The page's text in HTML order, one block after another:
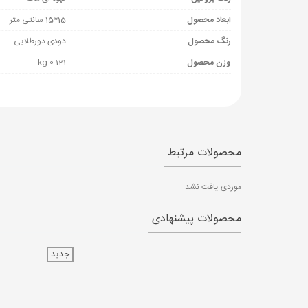
ابعاد محصول
15*15 سانتی متر
رنگ محصول
دودی دورطلایی
وزن محصول
0.121 kg
محصولات مرتبط
موردی یافت نشد
محصولات پیشنهادی
جدید